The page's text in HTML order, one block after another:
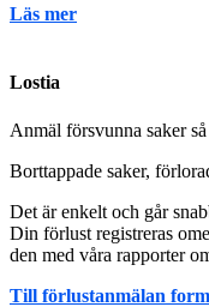
Läs mer
Lostia
Anmäl försvunna saker
Borttappade saker,
Det är enkelt och går
Din förlust registreras
den med våra rapporter
Till förlustanmälan